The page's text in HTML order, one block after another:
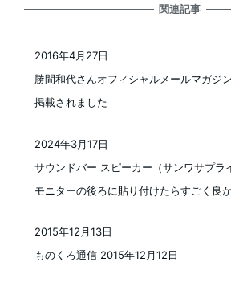
関連記事
勝間和代さんオフィシャルメールマガジ
掲載されました
2016年4月27日
サウンドバー スピーカー（サンワサプラ
モニターの後ろに貼り付けたらすごく良
2024年3月17日
ものくろ通信 2015年12月12日
2015年12月13日